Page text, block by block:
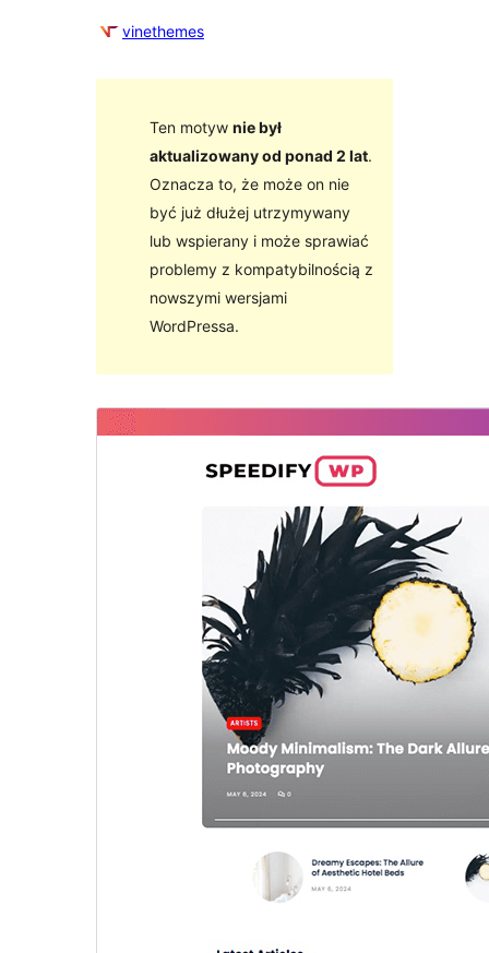
vinethemes
Ten motyw nie był
aktualizowany od ponad 2 lat.
Oznacza to, że może on nie
być już dłużej utrzymywany
lub wspierany i może sprawiać
problemy z kompatybilnością z
nowszymi wersjami
WordPressa.